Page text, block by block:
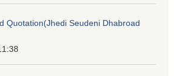
Quotation(Jhedi Seudeni Dhabroad